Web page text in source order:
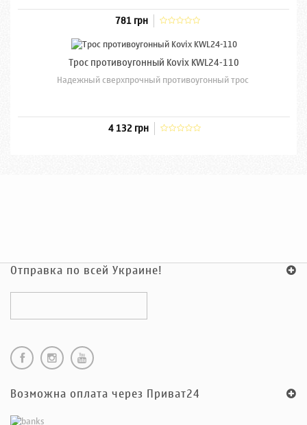
781 грн
Трос противоугонный Kovix KWL24-110
Надежный сверхпрочный противоугонный трос
4 132 грн
Отправка по всей Украине!
Возможна оплата через Приват24